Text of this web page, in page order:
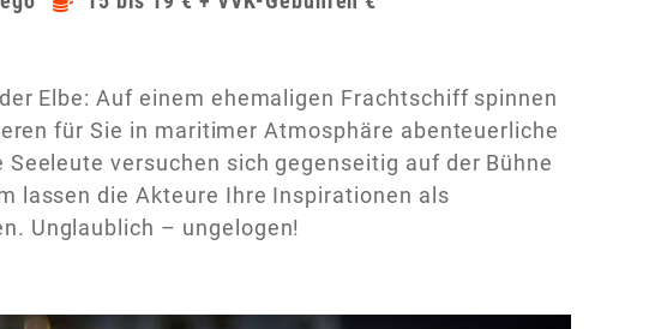
Elbe: Auf einem ehemaligen Frachtschiff spinnen
für Sie in maritimer Atmosphäre abenteuerliche
versuchen sich gegenseitig auf der Bühne
lassen die Akteure Ihre Inspirationen als
Unglaublich – ungelogen!